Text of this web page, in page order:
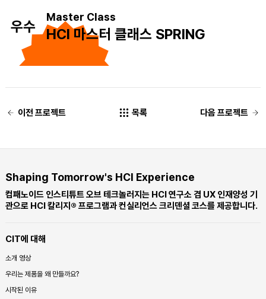
우수
Master Class
HCI 마스터 클래스 SPRING
이전 프로젝트 목록 다음 프로젝트
Shaping Tomorrow's HCI Experience
컴패노이드 인스티튜트 오브 테크놀러지는 HCI 연구소 겸 UX 인재양성 기
관으로 HCI 칼리지® 프로그램과 컨실리언스 크리덴셜 코스를 제공합니다.
CIT에 대해
소개 영상
우리는 제품을 왜 만들까요?
시작된 이유